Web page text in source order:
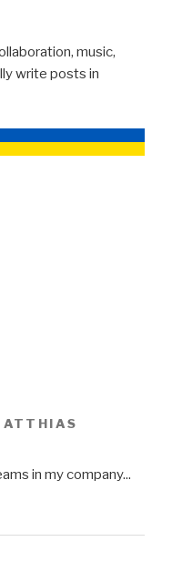
music,
write posts in
in my company...